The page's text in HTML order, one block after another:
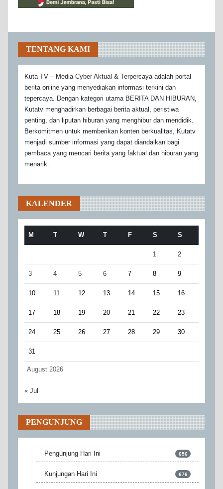
TENTANG KAMI
Kuta TV – Media Cyber Aktual & Terpercaya adalah portal
berita online yang menyediakan informasi terkini dan
tepercaya. Dengan kategori utama BERITA DAN HIBURAN,
Kutatv menghadirkan berbagai berita aktual, peristiwa
penting, dan liputan hiburan yang menghibur dan mendidik.
Berkomitmen untuk memberikan konten berkualitas, Kutatv
menjadi sumber informasi yang dapat diandalkan bagi
pembaca yang mencari berita yang faktual dan hiburan yang
menarik.
KALENDER
August 2026
M T W T F S S
1 2
3 4 5 6 7 8 9
10 11 12 13 14 15 16
17 18 19 20 21 22 23
24 25 26 27 28 29 30
31
« Jul
PENGUNJUNG
Pengunjung Hari Ini 656
Kunjungan Hari Ini 676